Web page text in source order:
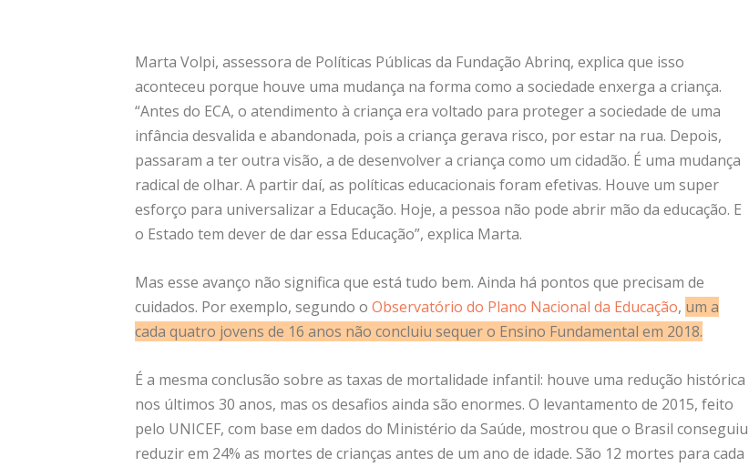
Marta Volpi, assessora de Políticas Públicas da Fundação Abrinq, explica que isso
aconteceu porque houve uma mudança na forma como a sociedade enxerga a criança.
“Antes do ECA, o atendimento à criança era voltado para proteger a sociedade de uma
infância desvalida e abandonada, pois a criança gerava risco, por estar na rua. Depois,
passaram a ter outra visão, a de desenvolver a criança como um cidadão. É uma mudança
radical de olhar. A partir daí, as políticas educacionais foram efetivas. Houve um super
esforço para universalizar a Educação. Hoje, a pessoa não pode abrir mão da educação. E
o Estado tem dever de dar essa Educação”, explica Marta.
Mas esse avanço não significa que está tudo bem. Ainda há pontos que precisam de
cuidados. Por exemplo, segundo o Observatório do Plano Nacional da Educação, um a
cada quatro jovens de 16 anos não concluiu sequer o Ensino Fundamental em 2018.
É a mesma conclusão sobre as taxas de mortalidade infantil: houve uma redução histórica
nos últimos 30 anos, mas os desafios ainda são enormes. O levantamento de 2015, feito
pelo UNICEF, com base em dados do Ministério da Saúde, mostrou que o Brasil conseguiu
reduzir em 24% as mortes de crianças antes de um ano de idade. São 12 mortes para cada